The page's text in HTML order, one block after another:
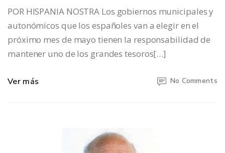
POR HISPANIA NOSTRA Los gobiernos municipales y
autonómicos que los españoles van a elegir en el
próximo mes de mayo tienen la responsabilidad de
mantener uno de los grandes tesoros[…]
Ver más No Comments